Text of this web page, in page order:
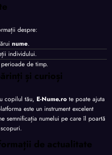
despre:
nume.
individului.
de timp.
și curioși
copilul tău, E-Nume.ro te poate ajuta
este un instrument excelent
semnificația numelui pe care îl poartă
de actualitate